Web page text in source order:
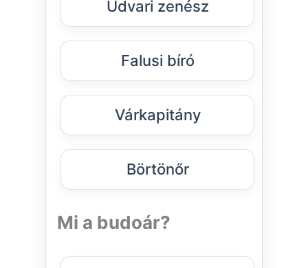
Udvari zenész
Falusi bíró
Várkapitány
Börtönőr
Mi a budoár?